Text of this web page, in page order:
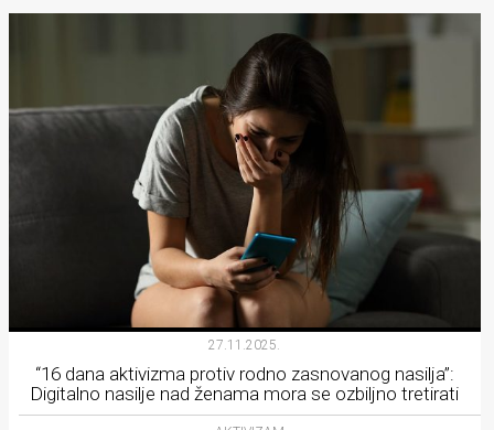
27.11.2025.
“16 dana aktivizma protiv rodno zasnovanog nasilja”:
Digitalno nasilje nad ženama mora se ozbiljno tretirati